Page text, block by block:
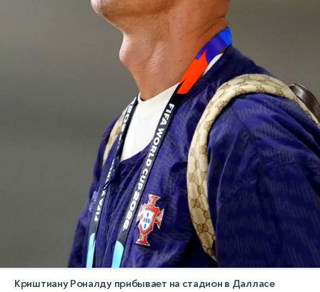
Криштиану Роналду прибывает на стадион в Далласе